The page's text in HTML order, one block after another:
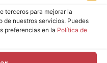
terceros para mejorar la
de nuestros servicios. Puedes
preferencias en la Política de
en
Expo Tyre
te